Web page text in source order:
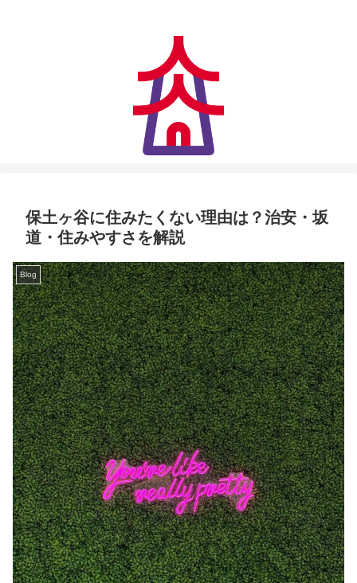
保土ヶ谷に住みたくない理由は？治安・坂
道・住みやすさを解説
Blog